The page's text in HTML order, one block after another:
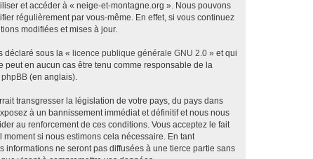
et accéder à « neige-et-montagne.org ». Nous pouvons
régulièrement par vous-même. En effet, si vous continuez
modifiées et mises à jour.
déclaré sous la « licence publique générale GNU 2.0 » et qui
en aucun cas être tenu comme responsable de la
phpBB (en anglais).
transgresser la législation de votre pays, du pays dans
à un bannissement immédiat et définitif et nous nous
au renforcement de ces conditions. Vous acceptez le fait
si nous estimons cela nécessaire. En tant
ne seront pas diffusées à une tierce partie sans